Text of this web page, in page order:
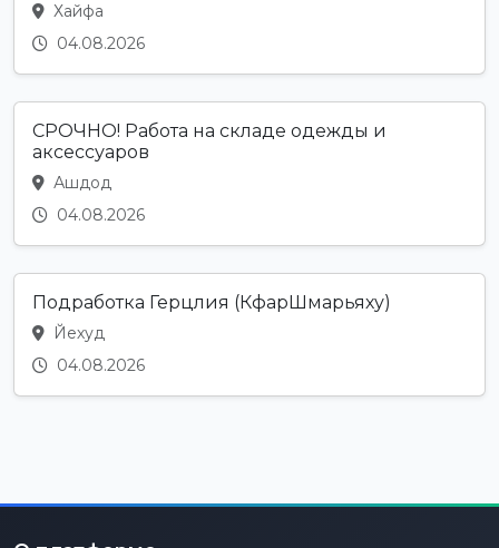
Хайфа
04.08.2026
СРОЧНО! Работа на складе одежды и
аксессуаров
Ашдод
04.08.2026
Подработка Герцлия (КфарШмарьяху)
Йехуд
04.08.2026